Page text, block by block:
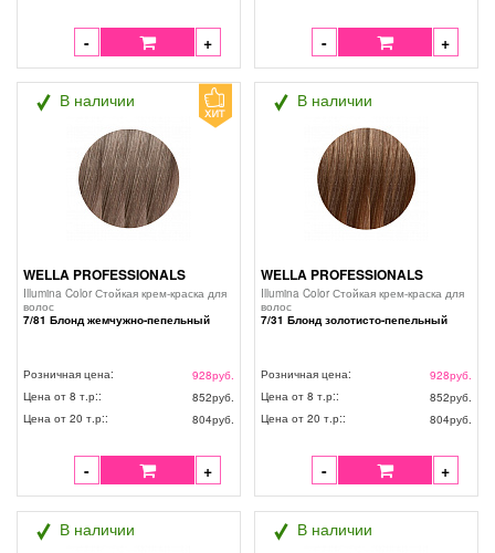
- + - +
В наличии
WELLA PROFESSIONALS
Illumina Color Стойкая крем-краска для
волос
7/81 Блонд жемчужно-пепельный
Розничная цена: 928руб.
Цена от 8 т.р::
852руб.
Цена от 20 т.р::
804руб.
- +
В наличии
WELLA PROFESSIONALS
Illumina Color Стойкая крем-краска для
волос
7/31 Блонд золотисто-пепельный
Розничная цена: 928руб.
Цена от 8 т.р::
852руб.
Цена от 20 т.р::
804руб.
- +
В наличии В наличии